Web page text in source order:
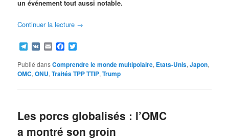
un événement tout aussi notable.
Continuer la lecture →
Telegram
VK EmailFacebook
Publié dansComprendre le monde multipolaire, Etats-Unis,Japon,
OMC,ONU,Traités TPP TTIP,Trump
Les porcs globalisés : l’OMC
a montré son groin